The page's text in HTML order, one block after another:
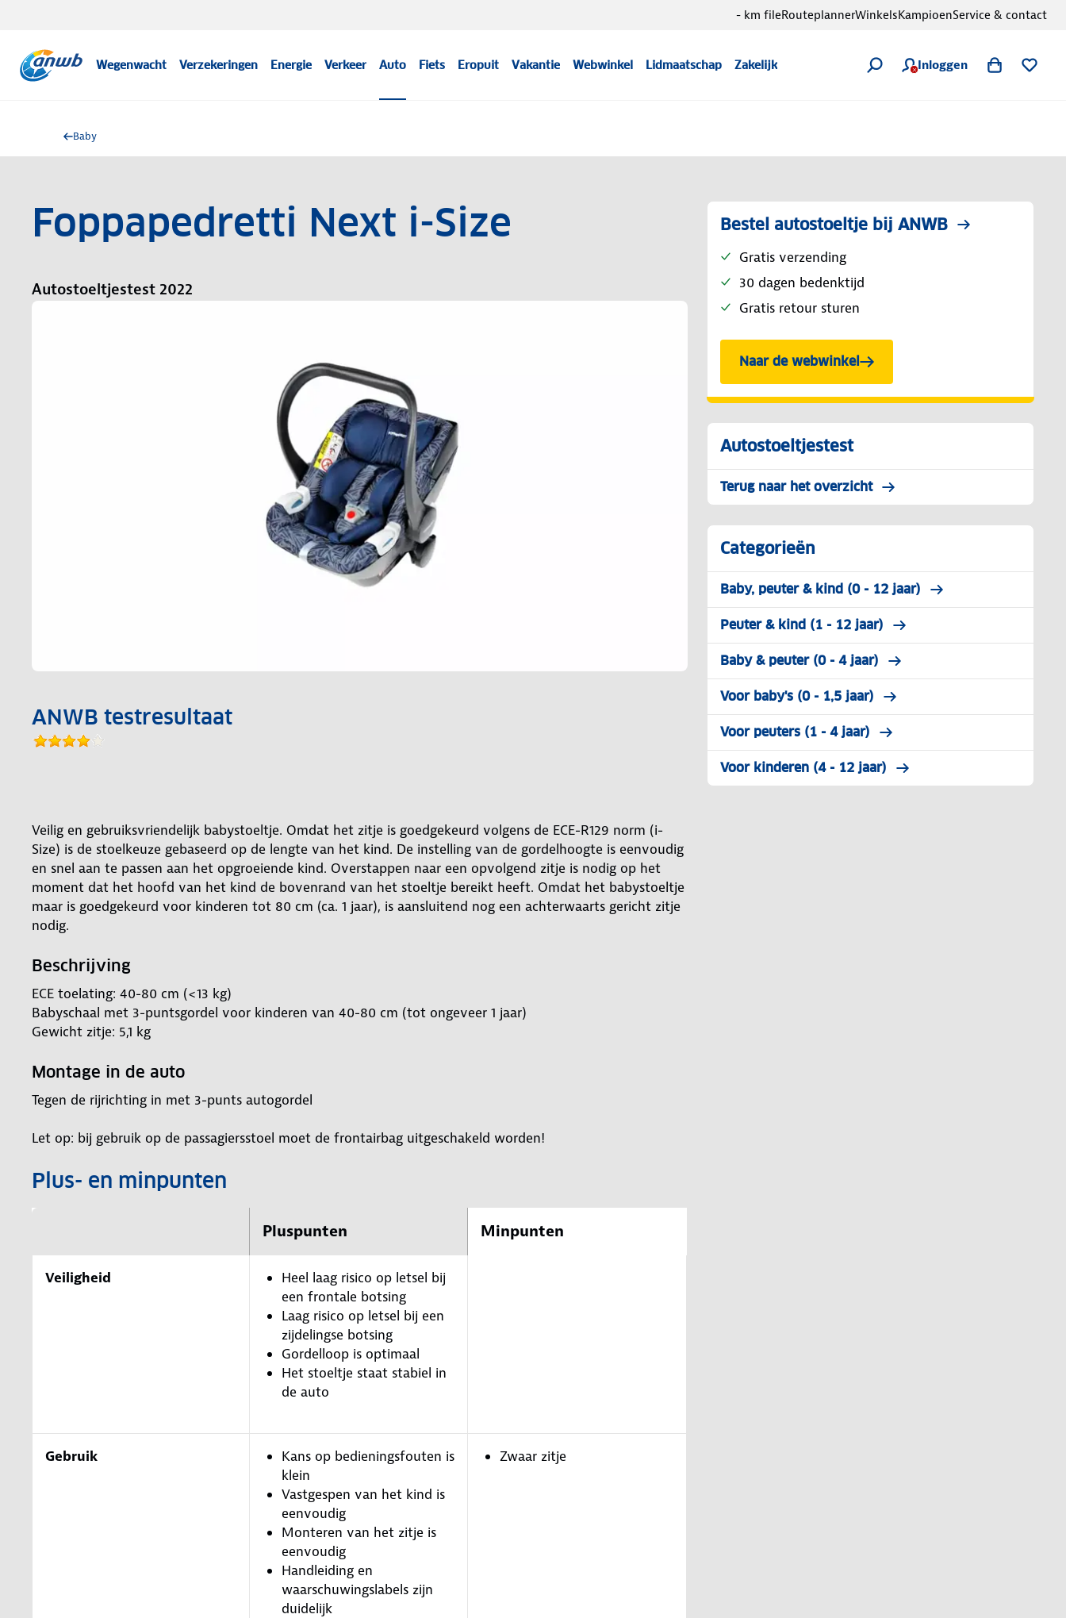
Wegenwacht Verzekeringen Energie Verkeer Auto Fiets Eropuit Vakantie Webwinkel Lidmaatschap Zakelijk Inloggen
- km fileRouteplannerWinkelsKampioenService & contact
Baby
Foppapedretti Next i-Size
Autostoeltjestest 2022
ANWB testresultaat
Veilig en gebruiksvriendelijk babystoeltje. Omdat het zitje is goedgekeurd volgens de ECE-R129 norm (i-
Size) is de stoelkeuze gebaseerd op de lengte van het kind. De instelling van de gordelhoogte is eenvoudig
en snel aan te passen aan het opgroeiende kind. Overstappen naar een opvolgend zitje is nodig op het
moment dat het hoofd van het kind de bovenrand van het stoeltje bereikt heeft. Omdat het babystoeltje
maar is goedgekeurd voor kinderen tot 80 cm (ca. 1 jaar), is aansluitend nog een achterwaarts gericht zitje
nodig.
Beschrijving
ECE toelating: 40-80 cm (<13 kg)
Babyschaal met 3-puntsgordel voor kinderen van 40-80 cm (tot ongeveer 1 jaar)
Gewicht zitje: 5,1 kg
Montage in de auto
Tegen de rijrichting in met 3-punts autogordel
Let op: bij gebruik op de passagiersstoel moet de frontairbag uitgeschakeld worden!
Plus- en minpunten
Pluspunten Minpunten
Veiligheid
Heel laag risico op letsel bij
een frontale botsing
Laag risico op letsel bij een
zijdelingse botsing
Gordelloop is optimaal
Het stoeltje staat stabiel in
de auto
Gebruik
Kans op bedieningsfouten is
klein
Vastgespen van het kind is
eenvoudig
Monteren van het zitje is
eenvoudig
Handleiding en
waarschuwingslabels zijn
duidelijk
Zwaar zitje
Bestel autostoeltje bij ANWB
Gratis verzending
30 dagen bedenktijd
Gratis retour sturen
Naar de webwinkel
Autostoeltjestest
Terug naar het overzicht
Categorieën
Baby, peuter & kind (0 - 12 jaar)
Peuter & kind (1 - 12 jaar)
Baby & peuter (0 - 4 jaar)
Voor baby's (0 - 1,5 jaar)
Voor peuters (1 - 4 jaar)
Voor kinderen (4 - 12 jaar)